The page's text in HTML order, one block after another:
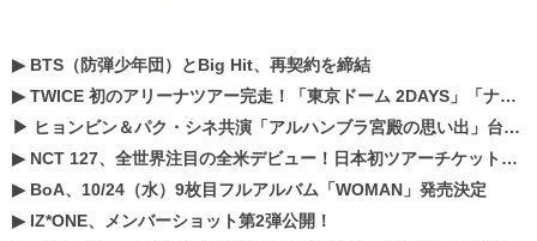
▶ BTS（防弾少年団）とBig Hit、再契約を締結
▶TWICE 初のアリーナツアー完走！「東京ドーム 2DAYS」「ナゴヤドーム1DAY」「京セラドーム1DAY」2019年ドームツアー開催決定！！
▶ ヒョンビン＆パク・シネ共演「アルハンブラ宮殿の思い出」台本読み現場を公開
▶ NCT 127、全世界注目の全米デビュー！日本初ツアーチケットが早くもプレミア化！？
▶ BoA、10/24（水）9枚目フルアルバム「WOMAN」発売決定
▶ IZ*ONE、メンバーショット第2弾公開！